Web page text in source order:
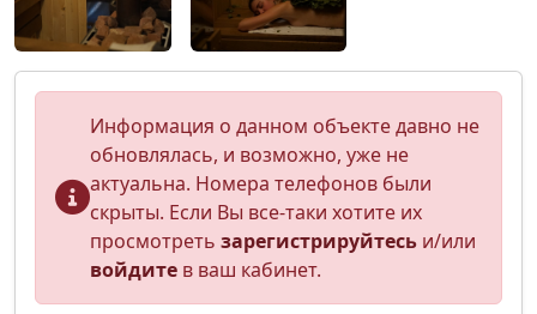
Информация о данном объекте давно не
обновлялась, и возможно, уже не
актуальна. Номера телефонов были
скрыты. Если Вы все-таки хотите их
просмотреть зарегистрируйтесь и/или
войдите в ваш кабинет.